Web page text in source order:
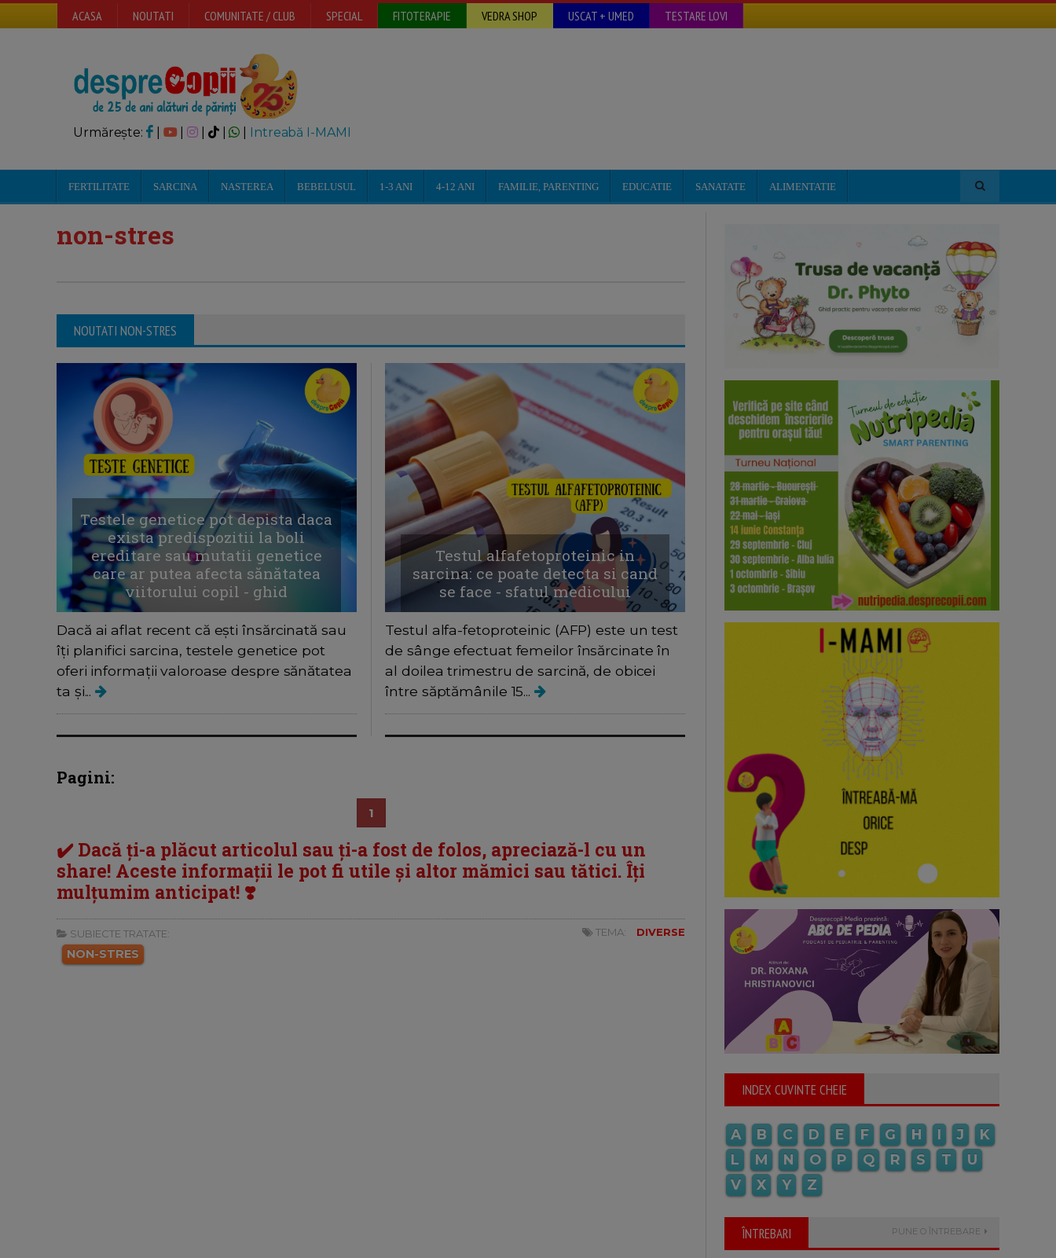
ACASA NOUTATI COMUNITATE / CLUB SPECIAL FITOTERAPIE VEDRA SHOP USCAT + UMED TESTARE LOVI
Urmărește: | | Intreabă I-MAMI
FERTILITATE SARCINA NASTEREA BEBELUSUL 1-3 ANI 4-12 ANI FAMILIE, PARENTING EDUCATIE SANATATE ALIMENTATIE
non-stres
NOUTATI NON-STRES
Testele genetice pot depista daca
exista predispozitii la boli
ereditare sau mutatii genetice
care ar putea afecta sănătatea
viitorului copil - ghid
Dacă ai aflat recent că ești însărcinată sau
îți planifici sarcina, testele genetice pot
oferi informații valoroase despre sănătatea
ta și...
Testul alfafetoproteinic in
sarcina: ce poate detecta si cand
se face - sfatul medicului
Testul alfa-fetoproteinic (AFP) este un test
de sânge efectuat femeilor însărcinate în
al doilea trimestru de sarcină, de obicei
între săptămânile 15...
Pagini:
1
✔️ Dacă ți-a plăcut articolul sau ți-a fost de folos, apreciază-l cu un
share! Aceste informații le pot fi utile și altor mămici sau tătici. Îți
mulțumim anticipat! ❣️
SUBIECTE TRATATE:
NON-STRES
TEMA: DIVERSE
INDEX CUVINTE CHEIE
A B C D E F G H I J
K
L
M N O P Q R S T
U
V
X Y Z
ÎNTREBARI PUNE O ÎNTREBARE